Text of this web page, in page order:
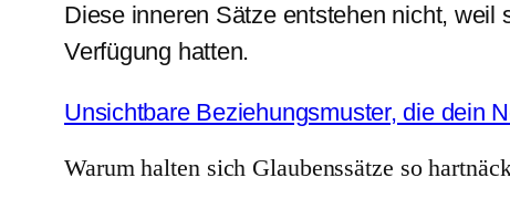
Diese inneren Sätze entstehen nicht,
Verfügung hatten.
Unsichtbare Beziehungsmuster, die dein
Warum halten sich Glaubenssätze so